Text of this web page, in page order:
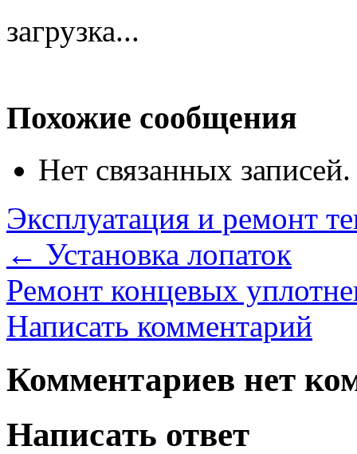
загрузка...
Похожие сообщения
Нет связанных записей.
Эксплуатация и ремонт
← Установка лопаток
Ремонт концевых
Написать комментарий
Комментариев нет
Написать ответ